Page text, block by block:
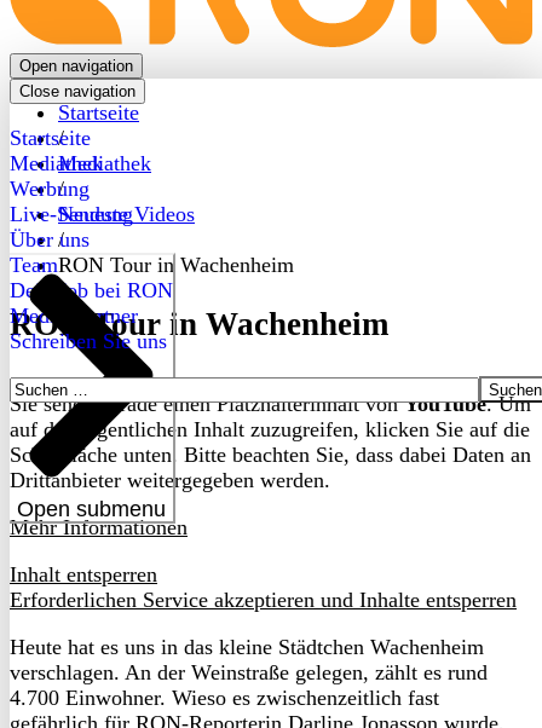
Open navigation
Close navigation
Startseite
Mediathek
Werbung
Live-Sendung
Über uns
Open submenu
Team
Dein Job bei RON
Medienpartner
Schreiben Sie uns
Suchen
nach:
Startseite
/
Mediathek
/
Neueste Videos
/
RON Tour in Wachenheim
RON Tour in Wachenheim
Sie sehen gerade einen Platzhalterinhalt vonYouTube. Um
auf den eigentlichen Inhalt zuzugreifen, klicken Sie auf die
Schaltfläche unten. Bitte beachten Sie, dass dabei Daten an
Drittanbieter weitergegeben werden.
Mehr Informationen
Inhalt entsperren
Erforderlichen Service akzeptieren und Inhalte entsperren
Heute hat es uns in das kleine Städtchen Wachenheim
verschlagen. An der Weinstraße gelegen, zählt es rund
4.700 Einwohner. Wieso es zwischenzeitlich fast
gefährlich für RON-Reporterin Darline Jonasson wurde,